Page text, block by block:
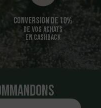
Conversion de 10%
DE VOS ACHATS
EN CASHBACK